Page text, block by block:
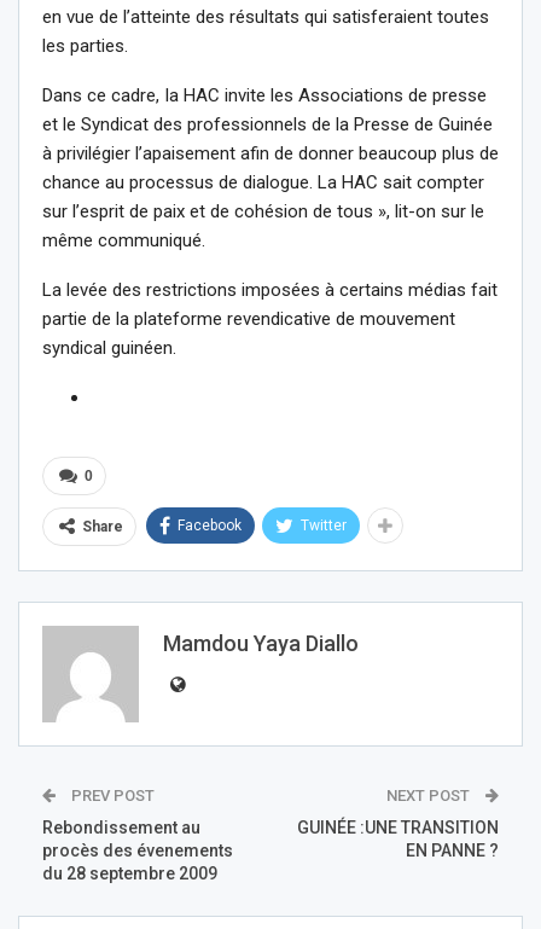
en vue de l’atteinte des résultats qui satisferaient toutes
les parties.
Dans ce cadre, Ia HAC invite les Associations de presse
et le Syndicat des professionnels de la Presse de Guinée
à privilégier l’apaisement afin de donner beaucoup plus de
chance au processus de dialogue. La HAC sait compter
sur l’esprit de paix et de cohésion de tous », lit-on sur le
même communiqué.
La levée des restrictions imposées à certains médias fait
partie de la plateforme revendicative de mouvement
syndical guinéen.
0
Share Facebook Twitter
Mamdou Yaya Diallo
PREV POST
Rebondissement au
procès des évenements
du 28 septembre 2009
NEXT POST
GUINÉE :UNE TRANSITION
EN PANNE ?